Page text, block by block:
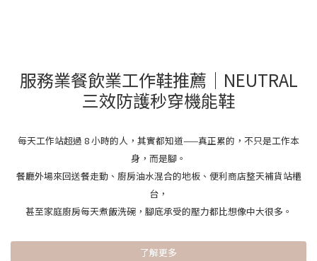
服務業餐飲業工作鞋推薦｜NEUTRAL
三效防護秒穿機能鞋
每天工作站超過 8 小時的人，其實都知道——真正累的，不只是工作本
身，而是腳。
餐廳外場來回送餐走動、廚房油水混合的地板、便利商店整天補貨站櫃
台，
甚至家庭廚房每天煮飯洗碗，腳底承受的壓力都比想像中大很多。
了解更多